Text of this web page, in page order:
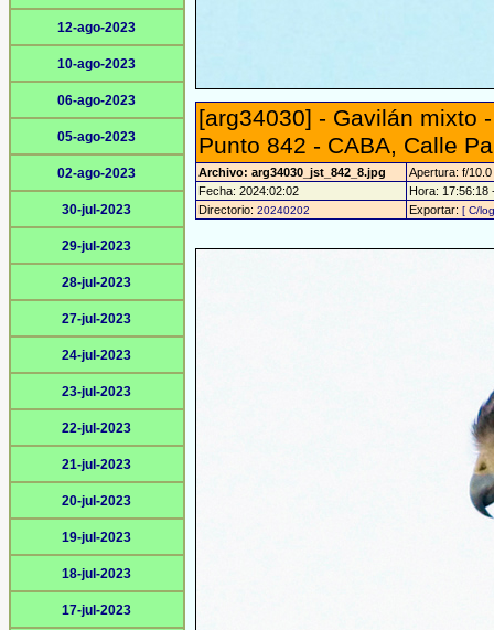
12-ago-2023
10-ago-2023
06-ago-2023
05-ago-2023
02-ago-2023
30-jul-2023
29-jul-2023
28-jul-2023
27-jul-2023
24-jul-2023
23-jul-2023
22-jul-2023
21-jul-2023
20-jul-2023
19-jul-2023
18-jul-2023
17-jul-2023
[arg34030] - Gavilán mixto
Punto 842 - CABA, Calle
Archivo: arg34030_jst_842_8.jpg
Apertura: f/10.0
Fecha: 2024:02:02
Hora: 17:56:18
Directorio: 20240202 Exportar: [ C/